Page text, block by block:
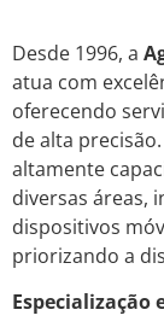
Desde 1996, a
atua com
oferecendo
de alta
altamente
diversas áreas,
dispositivos
priorizando a
Especialização